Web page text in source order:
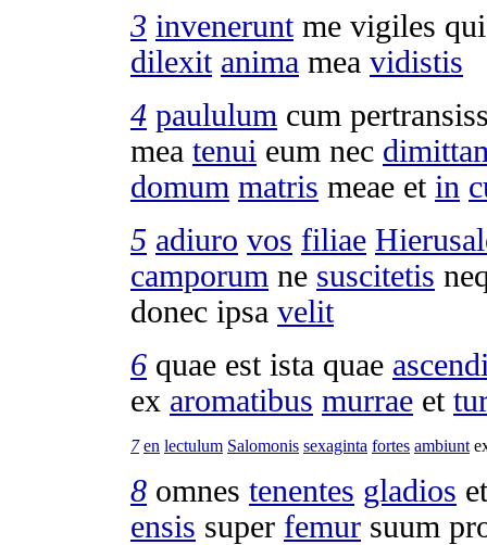
3 inveneruntme vigiles
dilexit anima mea vidistis
4 paululum cum
mea tenui eum nec
domum matris meae et in
5 adiuro vos filiae
camporum ne suscitetis
donec ipsa velit
6 quae est ista quae
ex aromatibus murrae et
7 en lectulum Salomonis sexaginta fortes ambiunt
8 omnes tenentes gladios
ensis super femur suum